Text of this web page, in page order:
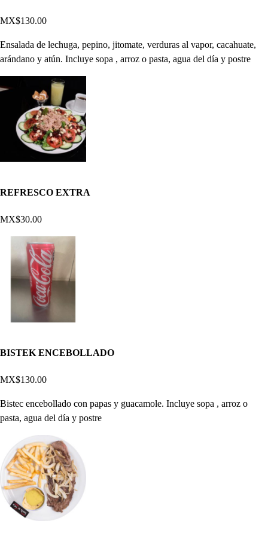
MX$130.00
Ensalada de lechuga, pepino, jitomate, verduras al vapor, cacahuate,
arándano y atún. Incluye sopa , arroz o pasta, agua del día y postre
REFRESCO EXTRA
MX$30.00
BISTEK ENCEBOLLADO
MX$130.00
Bistec encebollado con papas y guacamole. Incluye sopa , arroz o
pasta, agua del día y postre